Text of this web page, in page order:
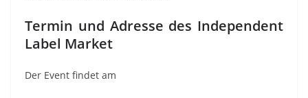
Termin und Adresse des Independent
Label Market
Der Event findet am